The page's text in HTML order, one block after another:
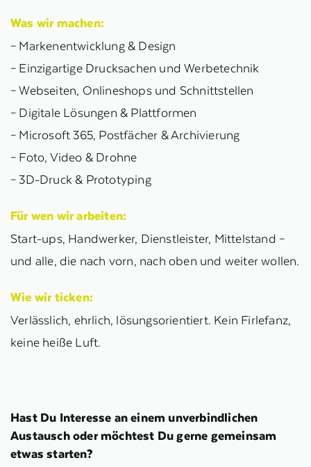
Was wir machen:
– Markenentwicklung & Design
– Einzigartige Drucksachen und Werbetechnik
– Webseiten, Onlineshops und Schnittstellen
– Digitale Lösungen & Plattformen
– Microsoft 365, Postfächer & Archivierung
– Foto, Video & Drohne
– 3D-Druck & Prototyping
Für wen wir arbeiten:
Start-ups, Handwerker, Dienstleister, Mittelstand –
und alle, die nach vorn, nach oben und weiter wollen.
Wie wir ticken:
Verlässlich, ehrlich, lösungsorientiert. Kein Firlefanz,
keine heiße Luft.
Hast Du Interesse an einem unverbindlichen
Austausch oder möchtest Du gerne gemeinsam
etwas starten?